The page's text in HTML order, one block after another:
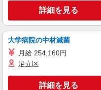
詳細を見る
大学病院の中材滅菌
月給 254,160円
足立区
詳細を見る